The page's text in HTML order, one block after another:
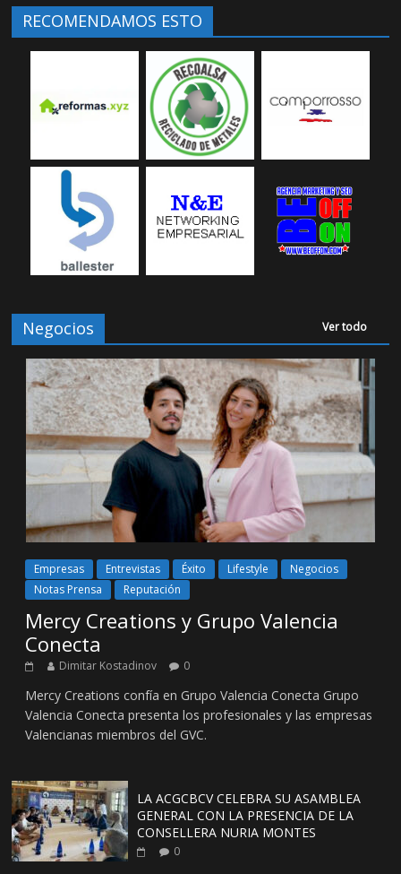
RECOMENDAMOS ESTO
Negocios Ver todo
Empresas Entrevistas Éxito Lifestyle
Negocios
Notas Prensa
Reputación
Mercy Creations y Grupo Valencia
Conecta
Dimitar Kostadinov 0
Mercy Creations confía en Grupo Valencia Conecta Grupo
Valencia Conecta presenta los profesionales y las empresas
Valencianas miembros del GVC.
LA ACGCBCV CELEBRA SU ASAMBLEA
GENERAL CON LA PRESENCIA DE LA
CONSELLERA NURIA MONTES
0